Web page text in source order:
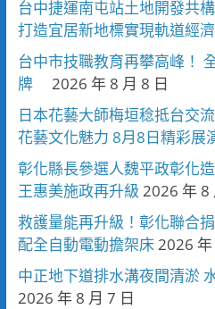
台中捷運南屯站土地開發共
打造宜居新地標實現軌道經
台中市技職教育再攀高峰！
牌
2026 年 8 月 8 日
日本花藝大師梅垣稔抵台交
花藝文化魅力 8月8日精彩展
彰化縣長參選人魏平政彰化
王惠美施政再升級 2026 年 8
救護量能再升級！彰化聯
配全自動電動擔架床 2026
中正地下道排水溝夜間清淤
2026 年 8 月 7 日